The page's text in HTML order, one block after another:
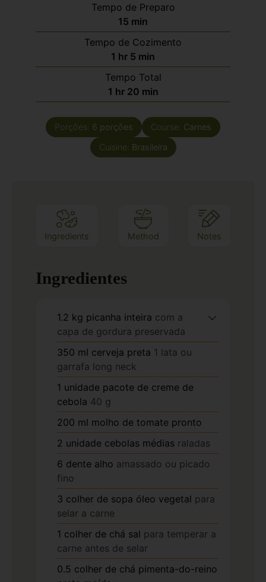
Tempo de Preparo
15 min
Tempo de Cozimento
1 hr 5 min
Tempo Total
1 hr 20 min
Porções: 6 porções Course: Carnes
Cuisine: Brasileira
Ingredients Method Notes
Ingredientes
1.2 kg picanha inteira com a
capa de gordura preservada
350 ml cerveja preta 1 lata ou
garrafa long neck
1 unidade pacote de creme de
cebola 40 g
200 ml molho de tomate pronto
2 unidade cebolas médias raladas
6 dente alho amassado ou picado
fino
3 colher de sopa óleo vegetal para
selar a carne
1 colher de chá sal para temperar a
carne antes de selar
0.5 colher de chá pimenta-do-reino